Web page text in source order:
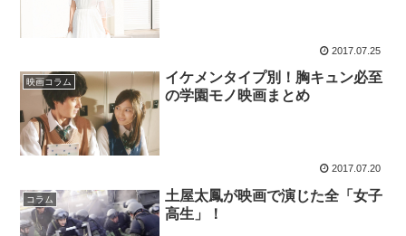
2017.07.25
映画コラム
イケメンタイプ別！胸キュン必至
の学園モノ映画まとめ
2017.07.20
コラム
土屋太鳳が映画で演じた全「女子
高生」！